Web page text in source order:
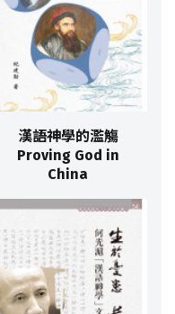
漢語神學的濫觴
Proving God in
China